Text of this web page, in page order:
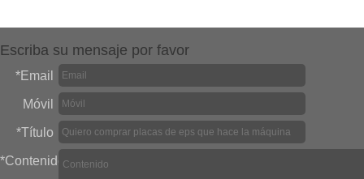
Escriba su mensaje por favor
*Email
Móvil
*Título
*Contenido